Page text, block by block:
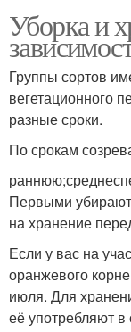
Уборка и
Группы сортов
вегетационного
разные сроки.
По срокам
Первыми
на хранение
Если у вас на
оранжевого
июля. Для
её употребляют